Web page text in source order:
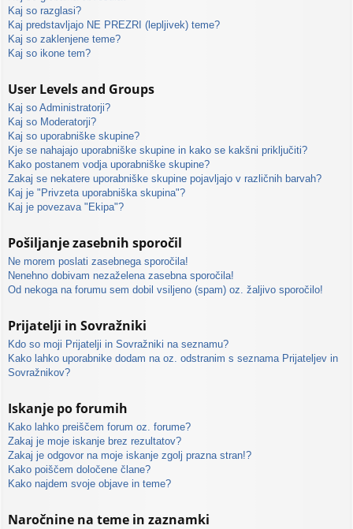
Kaj so razglasi?
Kaj predstavljajo NE PREZRI (lepljivek) teme?
Kaj so zaklenjene teme?
Kaj so ikone tem?
User Levels and Groups
Kaj so Administratorji?
Kaj so Moderatorji?
Kaj so uporabniške skupine?
Kje se nahajajo uporabniške skupine in kako se kakšni priključiti?
Kako postanem vodja uporabniške skupine?
Zakaj se nekatere uporabniške skupine pojavljajo v različnih barvah?
Kaj je "Privzeta uporabniška skupina"?
Kaj je povezava "Ekipa"?
Pošiljanje zasebnih sporočil
Ne morem poslati zasebnega sporočila!
Nenehno dobivam nezaželena zasebna sporočila!
Od nekoga na forumu sem dobil vsiljeno (spam) oz. žaljivo sporočilo!
Prijatelji in Sovražniki
Kdo so moji Prijatelji in Sovražniki na seznamu?
Kako lahko uporabnike dodam na oz. odstranim s seznama Prijateljev in
Sovražnikov?
Iskanje po forumih
Kako lahko preiščem forum oz. forume?
Zakaj je moje iskanje brez rezultatov?
Zakaj je odgovor na moje iskanje zgolj prazna stran!?
Kako poiščem določene člane?
Kako najdem svoje objave in teme?
Naročnine na teme in zaznamki